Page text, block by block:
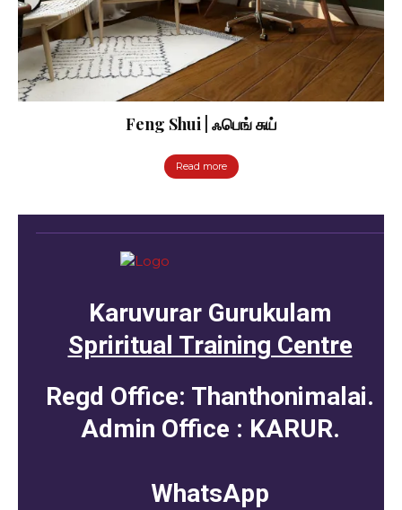
Feng Shui | ஃபெங் சுய்
Read more
Karuvurar Gurukulam
Spriritual Training Centre
Regd Office: Thanthonimalai.
Admin Office : KARUR.
WhatsApp